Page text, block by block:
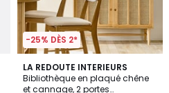
-25% DÈS 2*
LA REDOUTE INTERIEURS
Bibliothèque en plaqué chêne
et cannage, 2 portes